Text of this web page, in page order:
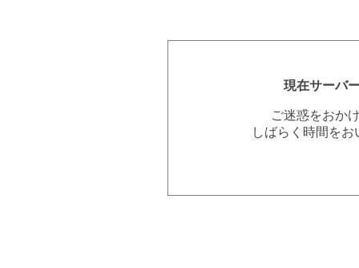
現在サーバ
ご迷惑をおか
しばらく時間を